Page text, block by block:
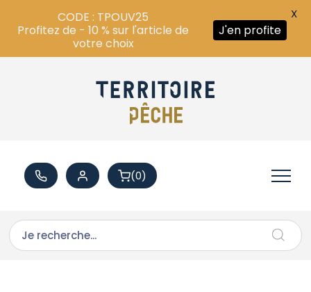
(0)
CODE : TPOUV25
Profitez de - 10 % sur l'article de
votre choix
J'en profite
X